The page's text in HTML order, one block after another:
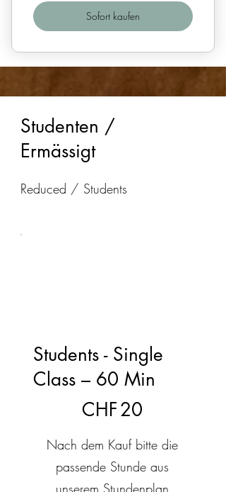
Sofort kaufen
Students - Single
Class – 60 Min
CHF20
Nach dem Kauf bitte die
passende Stunde aus
unserem Stundenplan
Studenten /
Ermässigt
Reduced / Students